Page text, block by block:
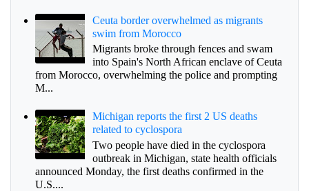
Ceuta border overwhelmed as migrants
swim from Morocco
Migrants broke through fences and swam
into Spain's North African enclave of Ceuta
from Morocco, overwhelming the police and prompting
M...
Michigan reports the first 2 US deaths
related to cyclospora
Two people have died in the cyclospora
outbreak in Michigan, state health officials
announced Monday, the first deaths confirmed in the
U.S....